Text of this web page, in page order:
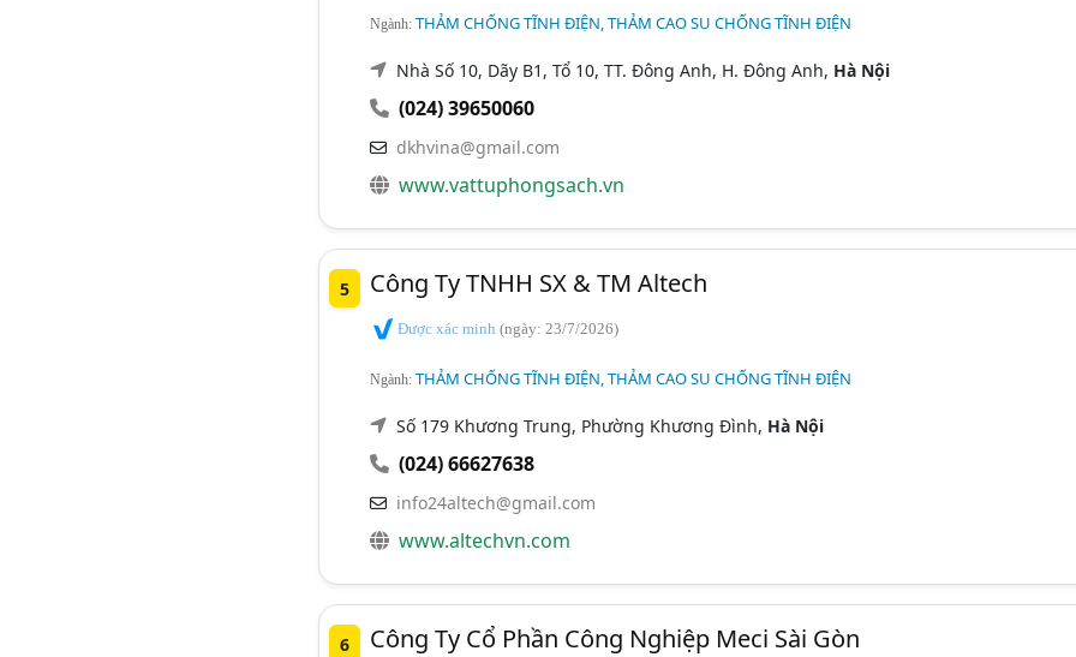
Ngành: THẢM CHỐNG TĨNH ĐIỆN, THẢM CAO SU CHỐNG TĨNH ĐIỆN
Nhà Số 10, Dãy B1, Tổ 10, TT. Đông Anh, H. Đông Anh, Hà Nội
(024) 39650060
dkhvina@gmail.com
www.vattuphongsach.vn
5 Công Ty TNHH SX & TM Altech
Được xác minh (ngày: 23/7/2026)
Ngành: THẢM CHỐNG TĨNH ĐIỆN, THẢM CAO SU CHỐNG TĨNH ĐIỆN
Số 179 Khương Trung, Phường Khương Đình, Hà Nội
(024) 66627638
info24altech@gmail.com
www.altechvn.com
6 Công Ty Cổ Phần Công Nghiệp Meci Sài Gòn